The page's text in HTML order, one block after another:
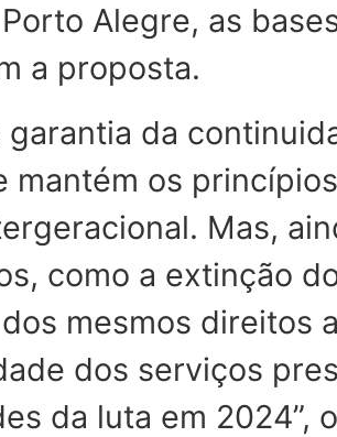
Alegre, as
a proposta.
garantia da
mantém os
Mas,
como a extinção
mesmos direitos
dos serviços
da luta em 2024”,